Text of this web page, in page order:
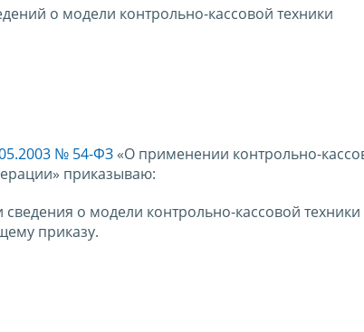
о модели контрольно-кассовой техники
№ 54-ФЗ «О применении контрольно-
приказываю:
о модели контрольно-кассовой техники
приказу.